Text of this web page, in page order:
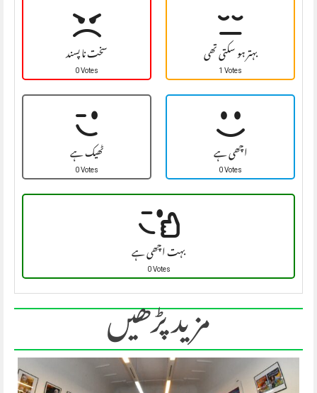
سخت نا پسند
0 Votes بہتر ہو سکتی تھی
1 Votes
ٹھیک ہے
0 Votes اچھی ہے
0 Votes
بہت اچھی ہے
0 Votes
مزید پڑھیں